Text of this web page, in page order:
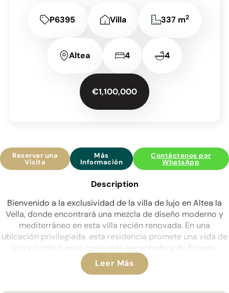
P6395 Villa 337 m2
Altea 4 4
€1,100,000
Reservar una
Visita
Más
Información
Contáctenos por
WhatsApp
Description
Bienvenido a la exclusividad de la villa de lujo en Altea la
Vella, donde encontrará una mezcla de diseño moderno y
mediterráneo en esta villa recién renovada. En una
ubicación privilegiada, esta residencia promete una vida de
lujo y confort en la costa más encantadora de España.
Rodeada de 1287m2 de serenidad, la villa está adornada
con un espléndido jardín, palmeras y pinos, bajo el cielo
mediterráneo. y piscina, junto con terrazas bañadas por el
Leer Más